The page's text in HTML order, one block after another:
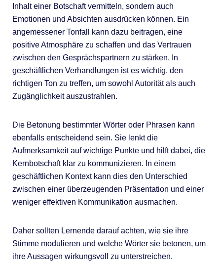
Inhalt einer Botschaft vermitteln, sondern auch
Emotionen und Absichten ausdrücken können. Ein
angemessener Tonfall kann dazu beitragen, eine
positive Atmosphäre zu schaffen und das Vertrauen
zwischen den Gesprächspartnern zu stärken. In
geschäftlichen Verhandlungen ist es wichtig, den
richtigen Ton zu treffen, um sowohl Autorität als auch
Zugänglichkeit auszustrahlen.
Die Betonung bestimmter Wörter oder Phrasen kann
ebenfalls entscheidend sein. Sie lenkt die
Aufmerksamkeit auf wichtige Punkte und hilft dabei, die
Kernbotschaft klar zu kommunizieren. In einem
geschäftlichen Kontext kann dies den Unterschied
zwischen einer überzeugenden Präsentation und einer
weniger effektiven Kommunikation ausmachen.
Daher sollten Lernende darauf achten, wie sie ihre
Stimme modulieren und welche Wörter sie betonen, um
ihre Aussagen wirkungsvoll zu unterstreichen.